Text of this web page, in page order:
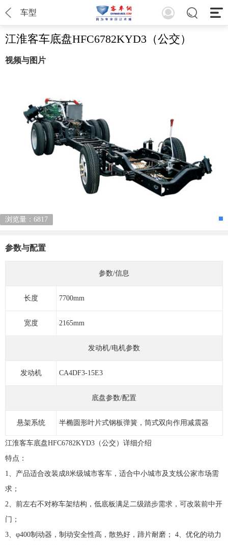
车型
江淮客车底盘HFC6782KYD3（公交）
视频与图片
浏览量：6817
参数与配置
参数/信息
长度 7700mm
宽度 2165mm
发动机/电机参数
发动机 CA4DF3-15E3
底盘参数/配置
悬架系统 半椭圆形叶片式钢板弹簧，筒式双向作用减震器
江淮客车底盘HFC6782KYD3（公交）详细介绍
特点：
1、产品适合改装成8米级城市客车，适合中小城市及支线公家市场需
求；
2、前左右不对称车架结构，低底板满足二级踏步需求，可改装前中开
门；
3、φ400制动器，制动安全性高，散热好，蹄片耐磨； 4、优化的动力